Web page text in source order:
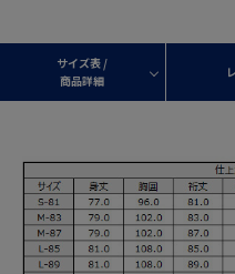
サイズ表 /
商品詳細